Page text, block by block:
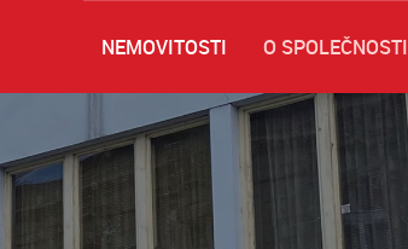
NEMOVITOSTI O SPOLEČNOSTI